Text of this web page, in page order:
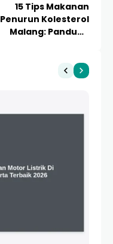
15 Tips Makanan
Penurun Kolesterol
Malang: Panduan